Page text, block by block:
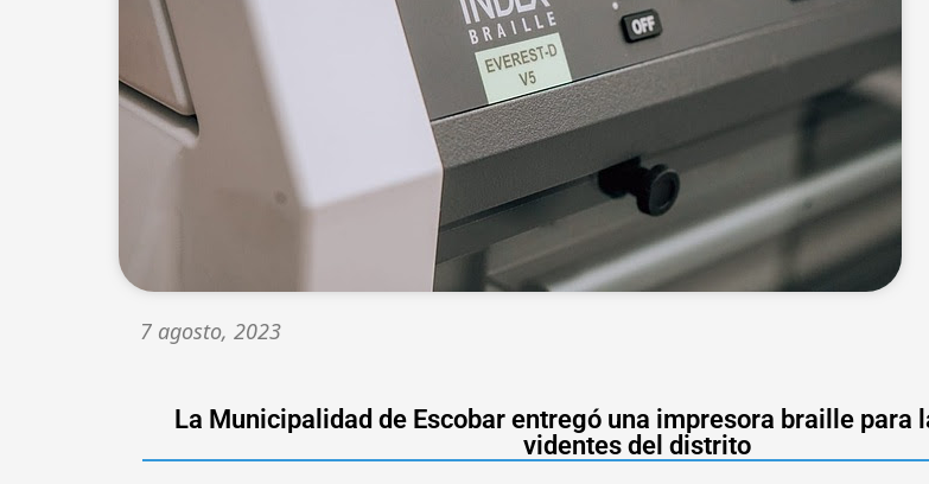
7 agosto, 2023
La Municipalidad de Escobar entregó una impresora braille para
videntes del distrito